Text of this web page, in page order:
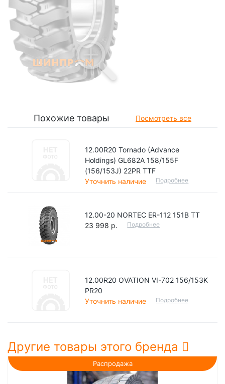
Похожие товары Посмотреть все
12.00R20 Tornado (Advance
Holdings) GL682A 158/155F
(156/153J) 22PR TTF
Уточнить наличие
Подробнее
12.00-20 NORTEC ER-112 151B TT
23 998 р.
Подробнее
12.00R20 OVATION VI-702 156/153K
PR20
Уточнить наличие
Подробнее
Другие товары этого бренда
Распродажа